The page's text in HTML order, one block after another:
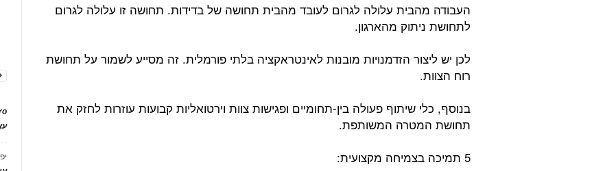
העבודה מהבית עלולה לגרום לעובד מהבית תחושה של בדידות. תחושה זו עלולה לגרום
לתחושת ניתוק מהארגון.
לכן יש ליצור הזדמנויות מובנות לאינטראקציה בלתי פורמלית. זה מסייע לשמור על תחושת
רוח הצוות.
בנוסף, כלי שיתוף פעולה בין-תחומיים ופגישות צוות וירטואליות קבועות עוזרות לחזק את
תחושת המטרה המשותפת.
5 תמיכה בצמיחה מקצועית: